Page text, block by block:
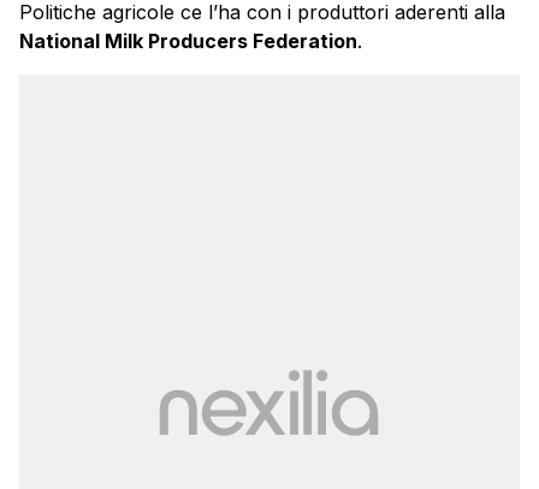
Politiche agricole ce l’ha con i produttori aderenti alla
National Milk Producers Federation.